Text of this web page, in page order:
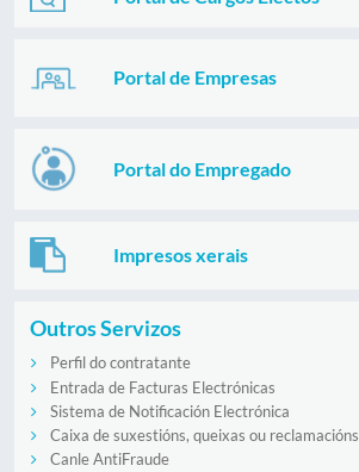
Portal de Empresas
Portal do Empregado
Impresos xerais
Outros Servizos
Perfil do contratante
Entrada de Facturas Electrónicas
Sistema de Notificación Electrónica
Caixa de suxestións, queixas ou reclamacións
Canle AntiFraude